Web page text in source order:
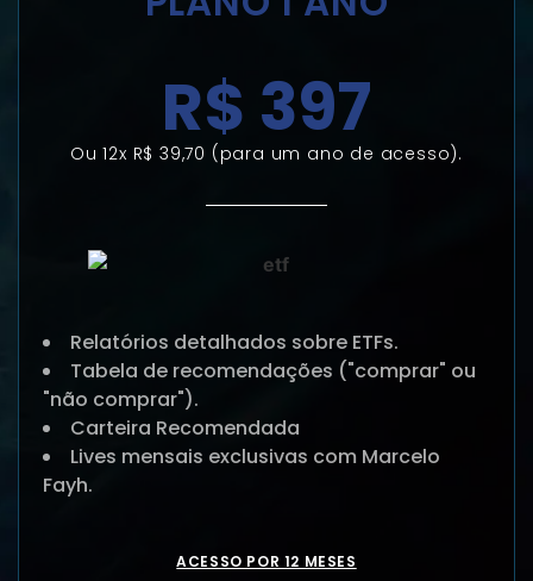
R$ 397
Ou 12x R$ 39,70 (para um ano de acesso).
Relatórios detalhados sobre ETFs.
Tabela de recomendações ("comprar" ou
"não comprar").
Carteira Recomendada
Lives mensais exclusivas com Marcelo
Fayh.
ACESSO POR 12 MESES